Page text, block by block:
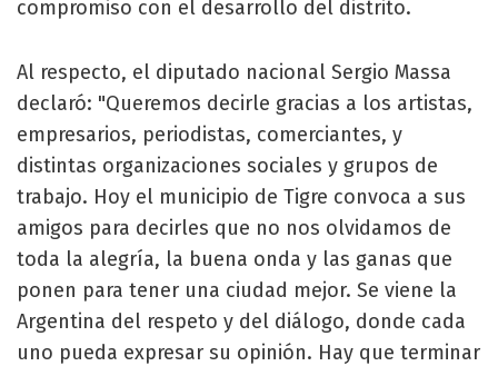
compromiso con el desarrollo del distrito.
Al respecto, el diputado nacional Sergio Massa
declaró: "Queremos decirle gracias a los artistas,
empresarios, periodistas, comerciantes, y
distintas organizaciones sociales y grupos de
trabajo. Hoy el municipio de Tigre convoca a sus
amigos para decirles que no nos olvidamos de
toda la alegría, la buena onda y las ganas que
ponen para tener una ciudad mejor. Se viene la
Argentina del respeto y del diálogo, donde cada
uno pueda expresar su opinión. Hay que terminar